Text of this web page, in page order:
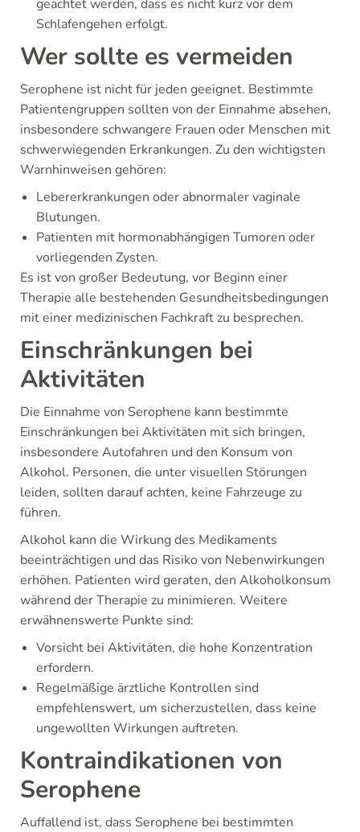
geachtet werden, dass es nicht kurz vor dem
Schlafengehen erfolgt.
Wer sollte es vermeiden
Serophene ist nicht für jeden geeignet. Bestimmte
Patientengruppen sollten von der Einnahme absehen,
insbesondere schwangere Frauen oder Menschen mit
schwerwiegenden Erkrankungen. Zu den wichtigsten
Warnhinweisen gehören:
Lebererkrankungen oder abnormaler vaginale
Blutungen.
Patienten mit hormonabhängigen Tumoren oder
vorliegenden Zysten.
Es ist von großer Bedeutung, vor Beginn einer
Therapie alle bestehenden Gesundheitsbedingungen
mit einer medizinischen Fachkraft zu besprechen.
Einschränkungen bei
Aktivitäten
Die Einnahme von Serophene kann bestimmte
Einschränkungen bei Aktivitäten mit sich bringen,
insbesondere Autofahren und den Konsum von
Alkohol. Personen, die unter visuellen Störungen
leiden, sollten darauf achten, keine Fahrzeuge zu
führen.
Alkohol kann die Wirkung des Medikaments
beeinträchtigen und das Risiko von Nebenwirkungen
erhöhen. Patienten wird geraten, den Alkoholkonsum
während der Therapie zu minimieren. Weitere
erwähnenswerte Punkte sind:
Vorsicht bei Aktivitäten, die hohe Konzentration
erfordern.
Regelmäßige ärztliche Kontrollen sind
empfehlenswert, um sicherzustellen, dass keine
ungewollten Wirkungen auftreten.
Kontraindikationen von
Serophene
Auffallend ist, dass Serophene bei bestimmten